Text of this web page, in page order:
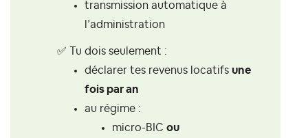
transmission automatique à
l’administration
✅ Tu dois seulement :
déclarer tes revenus locatifs une
fois par an
au régime :
micro-BIC ou